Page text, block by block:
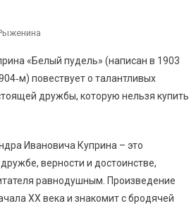
«Белый пудель» (написан в 1903
повествует о талантливых
дружбы, которую нельзя купить
Ивановича Куприна – это
верности и достоинстве,
равнодушным. Произведение
XX века и знакомит с бродячей